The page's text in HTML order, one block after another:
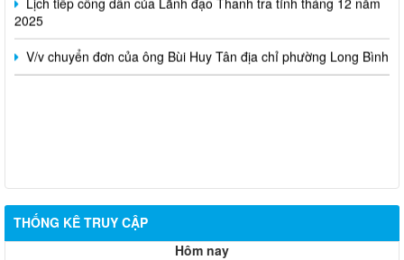
2025
V/v chuyển đơn của ông Bùi Huy Tân địa chỉ phường Long Bình
THỐNG KÊ TRUY CẬP
Hôm nay